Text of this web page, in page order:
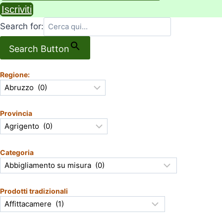
Iscriviti
Search for:
Search Button
Regione:
Provincia
Categoria
Prodotti tradizionali